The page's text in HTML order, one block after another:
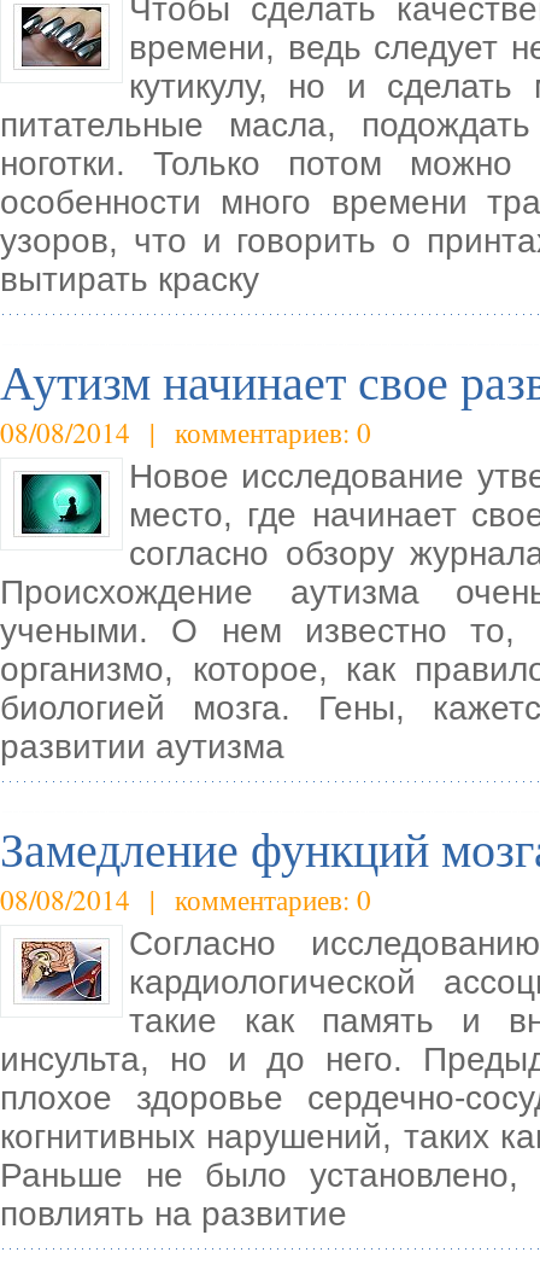
Чтобы сделать
времени, ведь следует
кутикулу, но и сделать
питательные масла,
ноготки. Только потом
особенности много времени
узоров, что и говорить о
вытирать краску
Аутизм начинает свое
08/08/2014 | комментариев: 0
Новое исследование
место, где начинает
согласно обзору
Происхождение аутизма
учеными. О нем известно то,
организмо, которое, как
биологией мозга. Гены,
развитии аутизма
Замедление функций
08/08/2014 | комментариев: 0
Согласно
кардиологической
такие как память и
инсульта, но и до него.
плохое здоровье сердечно-
когнитивных нарушений, таких
Раньше не было установлено,
повлиять на развитие